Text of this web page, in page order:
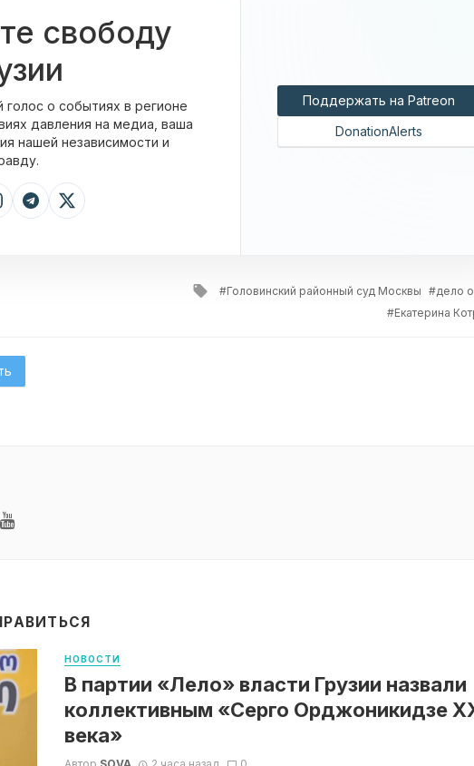
свободу
о событиях в регионе
давления на медиа, ваша
нашей независимости и
Поддержать на Patreon
DonationAlerts
Tagged
Головинский районный суд Москвы
дело
Екатерина
НОВОСТИ
В партии «Лело» власти Грузии назвали
коллективным «Серго Орджоникидзе
века»